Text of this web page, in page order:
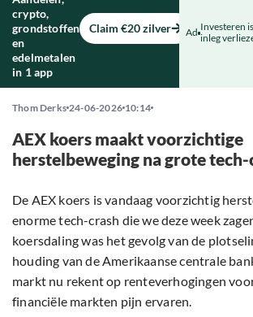
crypto,
grondstoffen
en
edelmetalen
in 1 app
Claim €20 zilver Ad Investeren
inleg
Thom Derks 24-06-2026 10:14
AEX koers maakt voorzichtige
herstelbeweging na grote tech-
De AEX koers is vandaag voorzichtig
enorme tech-crash die we deze week
koersdaling was het gevolg van de
houding van de Amerikaanse centrale
markt nu rekent op renteverhogingen
financiële markten pijn ervaren.